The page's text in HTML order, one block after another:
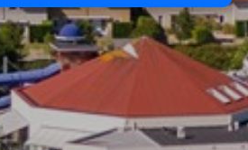
cookies helpen een website
maken, door basisfuncties als
en toegang tot beveiligde
website mogelijk te maken.
kan de website niet naar